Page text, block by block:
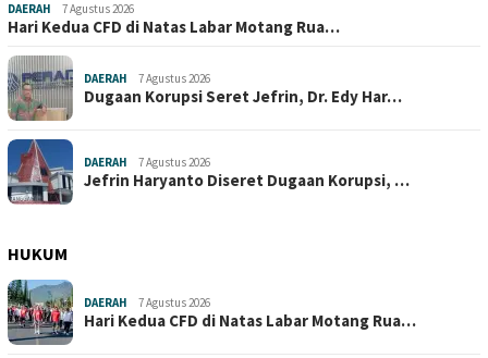
DAERAH 7 Agustus 2026
Hari Kedua CFD di Natas Labar Motang Rua…
DAERAH 7 Agustus 2026
Dugaan Korupsi Seret Jefrin, Dr. Edy Har…
DAERAH 7 Agustus 2026
Jefrin Haryanto Diseret Dugaan Korupsi, …
HUKUM
DAERAH 7 Agustus 2026
Hari Kedua CFD di Natas Labar Motang Rua…